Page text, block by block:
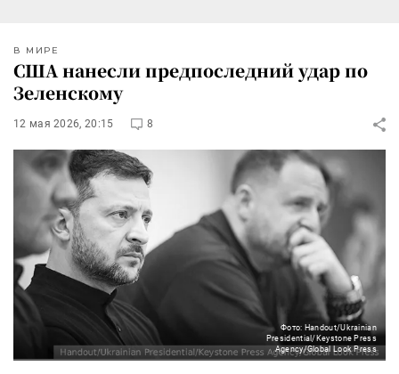
В МИРЕ
США нанесли предпоследний удар по
Зеленскому
12 мая 2026, 20:15 8
Фото: Handout/Ukrainian
Presidential/Keystone Press
Agency/Global Look Press